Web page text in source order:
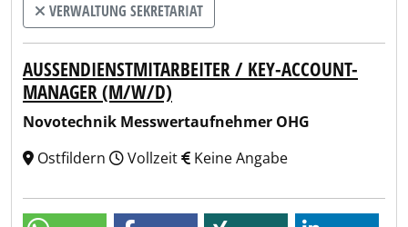
VERWALTUNG SEKRETARIAT
AUSSENDIENSTMITARBEITER / KEY-ACCOUNT-M
ANAGER (M/W/D)
Novotechnik Messwertaufnehmer OHG
Ostfildern
Vollzeit Keine Angabe